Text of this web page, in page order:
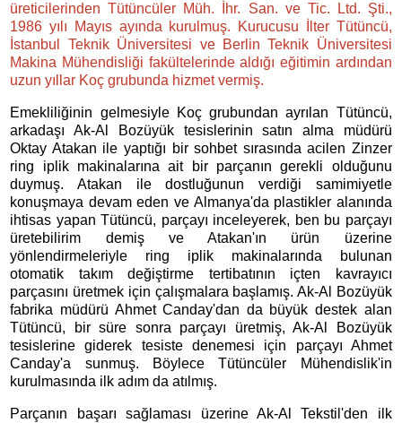
üreticilerinden Tütüncüler Müh. İhr. San. ve Tic. Ltd. Şti.,
1986 yılı Mayıs ayında kurulmuş. Kurucusu İlter Tütüncü,
İstanbul Teknik Üniversitesi ve Berlin Teknik Üniversitesi
Makina Mühendisliği fakültelerinde aldığı eğitimin ardından
uzun yıllar Koç grubunda hizmet vermiş.
Emekliliğinin gelmesiyle Koç grubundan ayrılan Tütüncü,
arkadaşı Ak-Al Bozüyük tesislerinin satın alma müdürü
Oktay Atakan ile yaptığı bir sohbet sırasında acilen Zinzer
ring iplik makinalarına ait bir parçanın gerekli olduğunu
duymuş. Atakan ile dostluğunun verdiği samimiyetle
konuşmaya devam eden ve Almanya'da plastikler alanında
ihtisas yapan Tütüncü, parçayı inceleyerek, ben bu parçayı
üretebilirim demiş ve Atakan'ın ürün üzerine
yönlendirmeleriyle ring iplik makinalarında bulunan
otomatik takım değiştirme tertibatının içten kavrayıcı
parçasını üretmek için çalışmalara başlamış. Ak-Al Bozüyük
fabrika müdürü Ahmet Canday'dan da büyük destek alan
Tütüncü, bir süre sonra parçayı üretmiş, Ak-Al Bozüyük
tesislerine giderek tesiste denemesi için parçayı Ahmet
Canday'a sunmuş. Böylece Tütüncüler Mühendislik'in
kurulmasında ilk adım da atılmış.
Parçanın başarı sağlaması üzerine Ak-Al Tekstil'den ilk